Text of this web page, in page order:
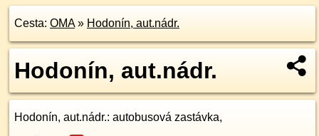
Cesta: OMA» Hodonín, aut.nádr.
Hodonín, aut.nádr.
Hodonín, aut.nádr.: autobusová zastávka,